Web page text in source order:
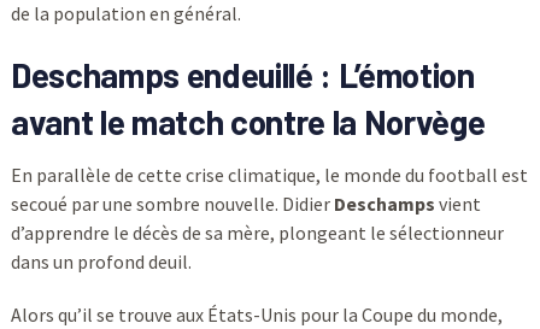
de la population en général.
Deschamps endeuillé : L’émotion
avant le match contre la Norvège
En parallèle de cette crise climatique, le monde du football est
secoué par une sombre nouvelle. Didier Deschamps vient
d’apprendre le décès de sa mère, plongeant le sélectionneur
dans un profond deuil.
Alors qu’il se trouve aux États-Unis pour la Coupe du monde,